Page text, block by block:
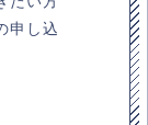
申し込